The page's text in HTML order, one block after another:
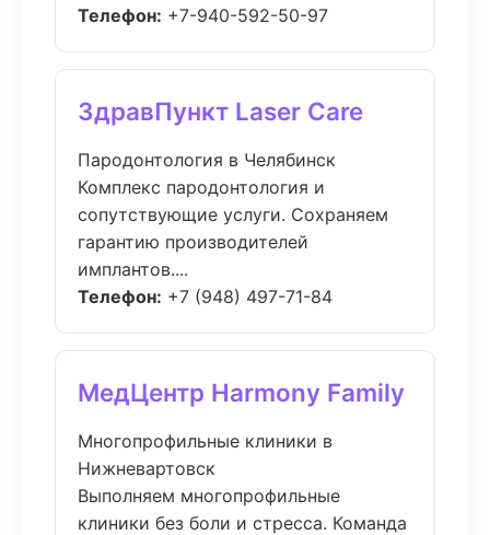
Телефон: +7-940-592-50-97
ЗдравПункт Laser Care
Пародонтология в Челябинск
Комплекс пародонтология и
сопутствующие услуги. Сохраняем
гарантию производителей
имплантов....
Телефон: +7 (948) 497-71-84
МедЦентр Harmony Family
Многопрофильные клиники в
Нижневартовск
Выполняем многопрофильные
клиники без боли и стресса. Команда